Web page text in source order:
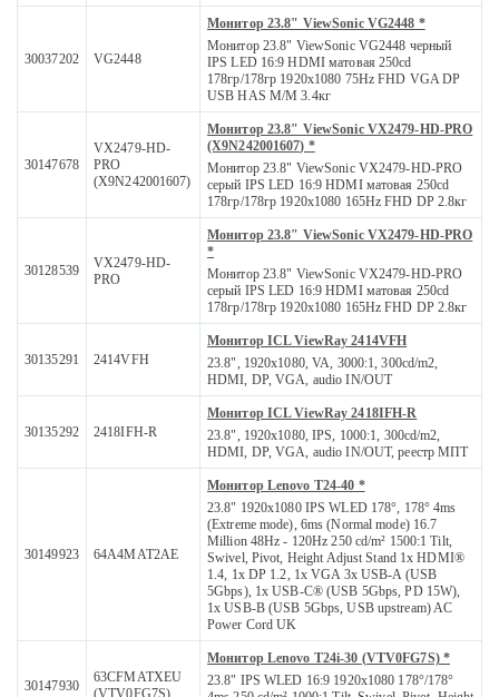
30037202 VG2448
Монитор 23.8" ViewSonic VG2448 *
Монитор 23.8" ViewSonic VG2448 черный
IPS LED 16:9 HDMI матовая 250cd
178гр/178гр 1920x1080 75Hz FHD VGA DP
USB HAS M/M 3.4кг
30147678
VX2479-HD-
PRO
(X9N242001607)
Монитор 23.8" ViewSonic VX2479-HD-PRO
(X9N242001607) *
Монитор 23.8" ViewSonic VX2479-HD-PRO
серый IPS LED 16:9 HDMI матовая 250cd
178гр/178гр 1920x1080 165Hz FHD DP 2.8кг
30128539
VX2479-HD-
PRO
Монитор 23.8" ViewSonic VX2479-HD-PRO
*
Монитор 23.8" ViewSonic VX2479-HD-PRO
серый IPS LED 16:9 HDMI матовая 250cd
178гр/178гр 1920x1080 165Hz FHD DP 2.8кг
30135291 2414VFH
Монитор ICL ViewRay 2414VFH
23.8", 1920x1080, VA, 3000:1, 300cd/m2,
HDMI, DP, VGA, audio IN/OUT
30135292 2418IFH-R
Монитор ICL ViewRay 2418IFH-R
23.8", 1920x1080, IPS, 1000:1, 300cd/m2,
HDMI, DP, VGA, audio IN/OUT, реестр МПТ
30149923 64A4MAT2AE
Монитор Lenovo T24-40 *
23.8" 1920x1080 IPS WLED 178°, 178° 4ms
(Extreme mode), 6ms (Normal mode) 16.7
Million 48Hz - 120Hz 250 cd/m² 1500:1 Tilt,
Swivel, Pivot, Height Adjust Stand 1x HDMI®
1.4, 1x DP 1.2, 1x VGA 3x USB-A (USB
5Gbps), 1x USB-C® (USB 5Gbps, PD 15W),
1x USB-B (USB 5Gbps, USB upstream) AC
Power Cord UK
30147930
63CFMATXEU
Монитор Lenovo T24i-30 (VTV0FG7S) *
23.8" IPS WLED 16:9 1920x1080 178°/178°